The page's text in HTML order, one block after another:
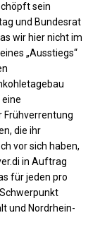
sein
und Bundesrat
wir hier nicht im
„Ausstiegs“
Frühverrentung
die ihr
vor sich haben,
in Auftrag
für jeden pro
und Nordrhein-